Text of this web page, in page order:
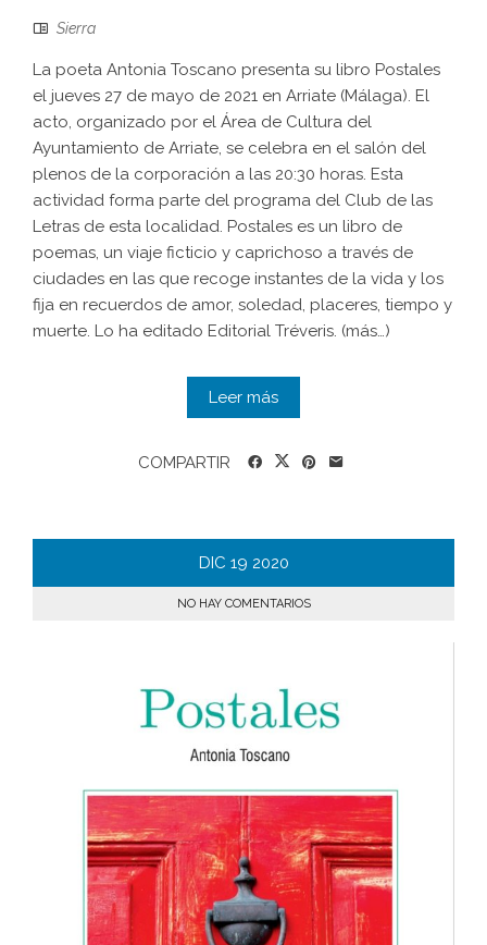
Sierra
La poeta Antonia Toscano presenta su libro Postales
el jueves 27 de mayo de 2021 en Arriate (Málaga). El
acto, organizado por el Área de Cultura del
Ayuntamiento de Arriate, se celebra en el salón del
plenos de la corporación a las 20:30 horas. Esta
actividad forma parte del programa del Club de las
Letras de esta localidad. Postales es un libro de
poemas, un viaje ficticio y caprichoso a través de
ciudades en las que recoge instantes de la vida y los
fija en recuerdos de amor, soledad, placeres, tiempo y
muerte. Lo ha editado Editorial Tréveris. (más…)
Leer más
COMPARTIR
DIC 19 2020
NO HAY COMENTARIOS